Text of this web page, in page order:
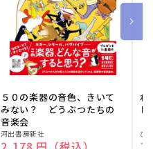
５０の楽器の音色、きいて
みない？ どうぶつたちの
音楽会
販
河出書房新社
ね
販ひ